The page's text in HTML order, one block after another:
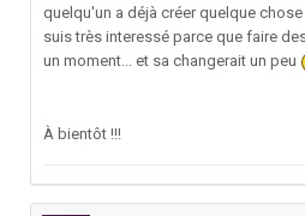
quelqu'un a déjà créer quelque
suis très interessé parce que faire
un moment... et sa changerait un peu
À bientôt !!!